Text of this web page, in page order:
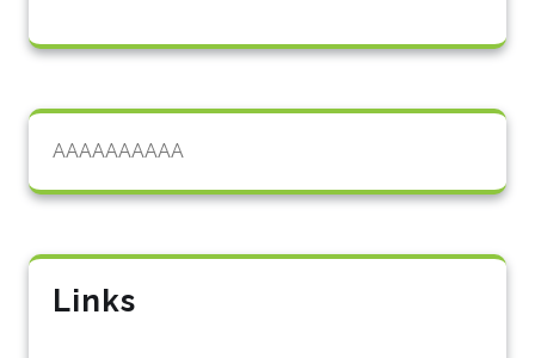
AAAAAAAAAA
Links